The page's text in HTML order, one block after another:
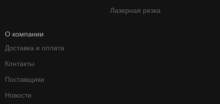
Лазерная резка
О компании
Доставка и оплата
Контакты
Поставщики
Новости